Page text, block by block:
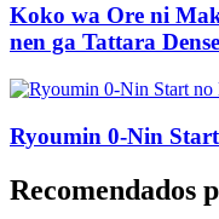
Koko wa Ore ni
nen ga Tattara
Ryoumin 0-Nin
Recomendados